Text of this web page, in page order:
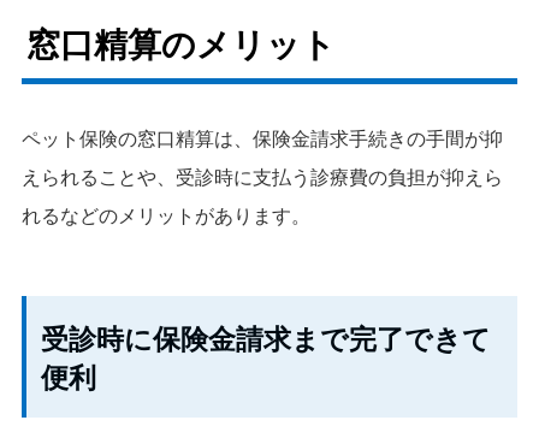
窓口精算のメリット
ペット保険の窓口精算は、保険金請求手続きの手間が抑
えられることや、受診時に支払う診療費の負担が抑えら
れるなどのメリットがあります。
受診時に保険金請求まで完了できて
便利